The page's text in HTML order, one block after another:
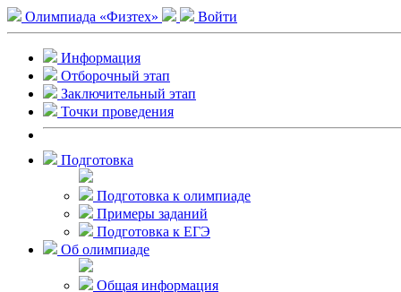
Олимпиада «Физтех» Войти
Информация
Отборочный этап
Заключительный этап
Точки проведения
Подготовка
Подготовка к олимпиаде
Примеры заданий
Подготовка к ЕГЭ
Об олимпиаде
Общая информация